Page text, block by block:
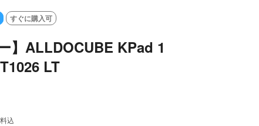
すぐに購入可
】ALLDOCUBE KPad 1
LT
込